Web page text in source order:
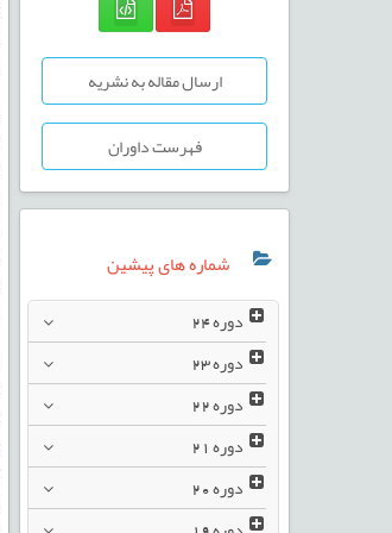
ارسال مقاله به نشریه
فهرست داوران
شماره های پیشین
دوره
دوره
دوره
دوره
دوره